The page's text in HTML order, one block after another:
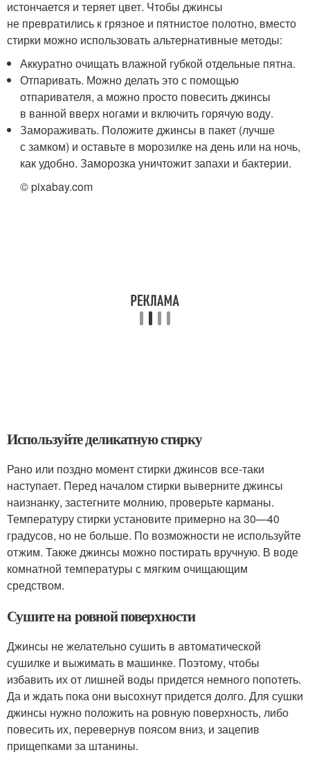
истончается и теряет цвет. Чтобы джинсы
не превратились к грязное и пятнистое полотно, вместо
стирки можно использовать альтернативные методы:
Аккуратно очищать влажной губкой отдельные пятна.
Отпаривать. Можно делать это с помощью
отпаривателя, а можно просто повесить джинсы
в ванной вверх ногами и включить горячую воду.
Замораживать. Положите джинсы в пакет (лучше
с замком) и оставьте в морозилке на день или на ночь,
как удобно. Заморозка уничтожит запахи и бактерии.
© pixabay.com
Используйте деликатную стирку
Рано или поздно момент стирки джинсов все-таки
наступает. Перед началом стирки выверните джинсы
наизнанку, застегните молнию, проверьте карманы.
Температуру стирки установите примерно на 30—40
градусов, но не больше. По возможности не используйте
отжим. Также джинсы можно постирать вручную. В воде
комнатной температуры с мягким очищающим
средством.
Сушите на ровной поверхности
Джинсы не желательно сушить в автоматической
сушилке и выжимать в машинке. Поэтому, чтобы
избавить их от лишней воды придется немного попотеть.
Да и ждать пока они высохнут придется долго. Для сушки
джинсы нужно положить на ровную поверхность, либо
повесить их, перевернув поясом вниз, и зацепив
прищепками за штанины.